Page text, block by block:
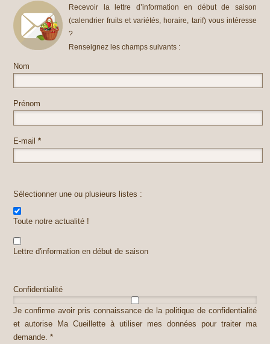
Recevoir la lettre d’information en début de saison
(calendrier fruits et variétés, horaire, tarif) vous intéresse
?
Renseignez les champs suivants :
Nom
Prénom
E-mail*
Sélectionner une ou plusieurs listes :
Toute notre actualité !
Lettre d'information en début de saison
Confidentialité
Je confirme avoir pris connaissance de la politique de confidentialité
et autorise Ma Cueillette à utiliser mes données pour traiter ma
demande. *